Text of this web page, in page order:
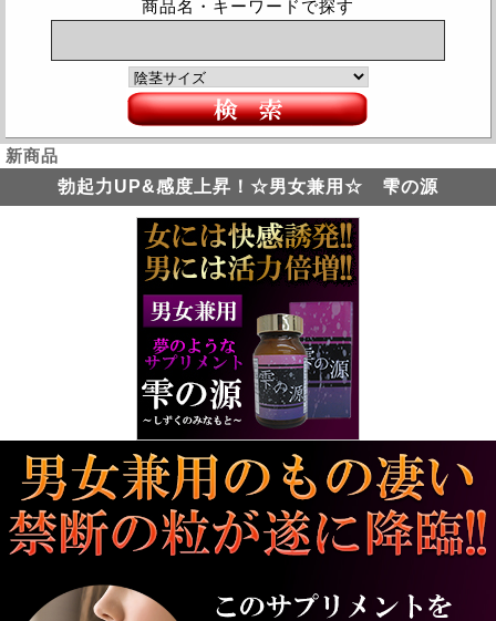
商品名・キーワードで探す
新商品
勃起力UP&感度上昇！☆男女兼用☆ 雫の源